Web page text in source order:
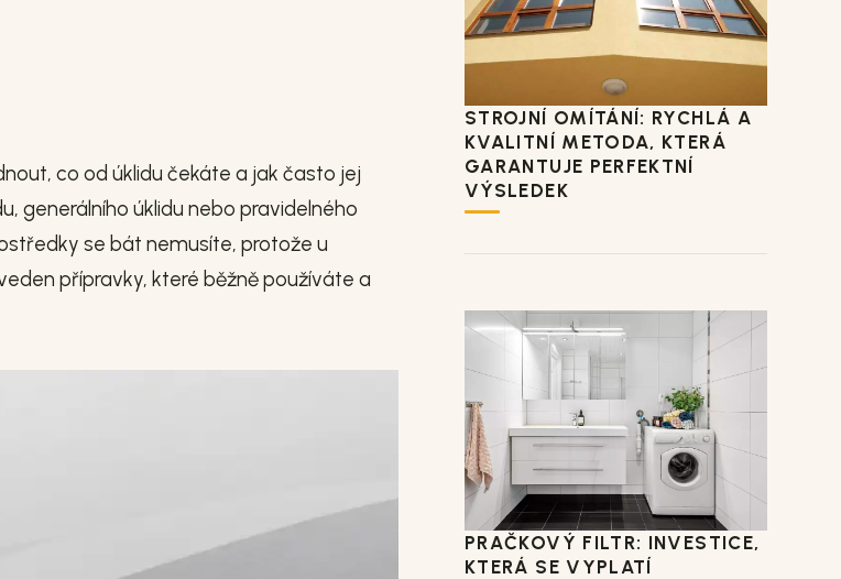
co od úklidu čekáte a jak často jej
generálního úklidu nebo pravidelného
se bát nemusíte, protože u
přípravky, které běžně používáte a
STROJNÍ OMÍTÁNÍ: RYCHLÁ A
KVALITNÍ METODA, KTERÁ
GARANTUJE PERFEKTNÍ
VÝSLEDEK
PRAČKOVÝ FILTR: INVESTICE,
KTERÁ SE VYPLATÍ